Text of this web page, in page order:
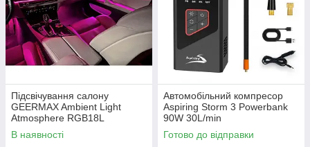
Підсвічування салону
GEERMAX Ambient Light
Atmosphere RGB18L
В наявності
Автомобільний компресор
Aspiring Storm 3 Powerbank
90W 30L/min
Готово до відправки